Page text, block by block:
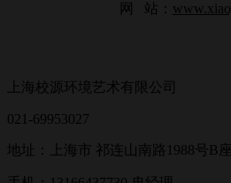
网 站：
上海校源环境艺术有限公司
021-69953027
地址：上海市 祁连山南路1988号B